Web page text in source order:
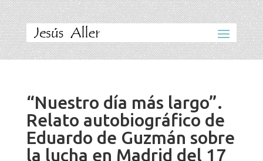
“Nuestro día más largo”.
Relato autobiográfico de
Eduardo de Guzmán sobre
la lucha en Madrid del 17